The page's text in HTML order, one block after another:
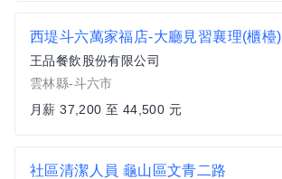
西堤斗六萬家福店-大廳見習襄理(櫃檯)
王品餐飲股份有限公司
雲林縣-斗六市
月薪 37,200 至 44,500 元
社區清潔人員 龜山區文青二路